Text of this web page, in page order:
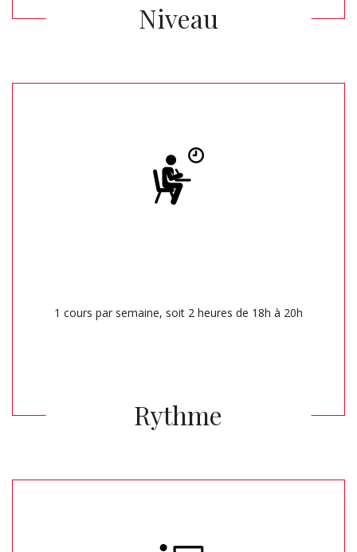
Niveau
1 cours par semaine, soit 2 heures de 18h à 20h
Rythme